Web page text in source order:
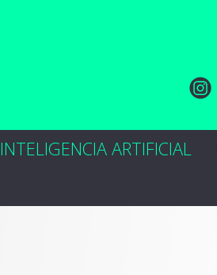
INTELIGENCIA ARTIFICIAL